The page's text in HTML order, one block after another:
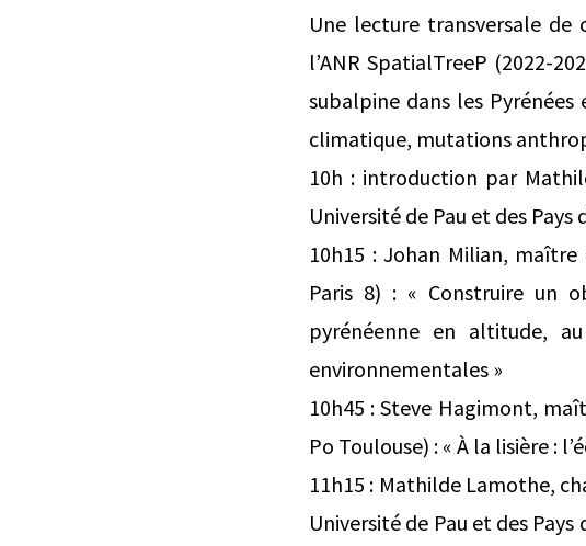
Une lecture transversale
l’ANR SpatialTreeP (2022-
subalpine dans les
climatique, mutations
10h : introduction par
Université de Pau et des Pays
10h15 : Johan Milian, maître
Paris 8) : « Construire un
pyrénéenne en altitude,
environnementales »
10h45 : Steve Hagimont,
Po Toulouse) : « À la lisière :
11h15 : Mathilde Lamothe,
Université de Pau et des